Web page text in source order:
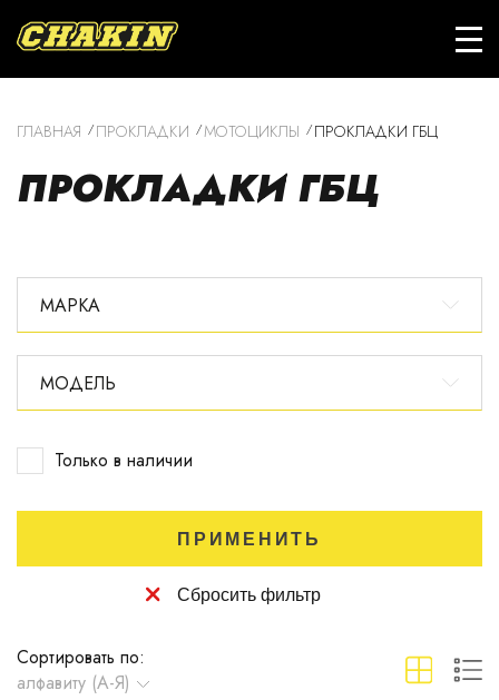
ГЛАВНАЯ ПРОКЛАДКИ МОТОЦИКЛЫ ПРОКЛАДКИ ГБЦ
ПРОКЛАДКИ ГБЦ
МАРКА
МОДЕЛЬ
Только в наличии
Сбросить фильтр
ПРИМЕНИТЬ
Сортировать по:
алфавиту (А-Я)